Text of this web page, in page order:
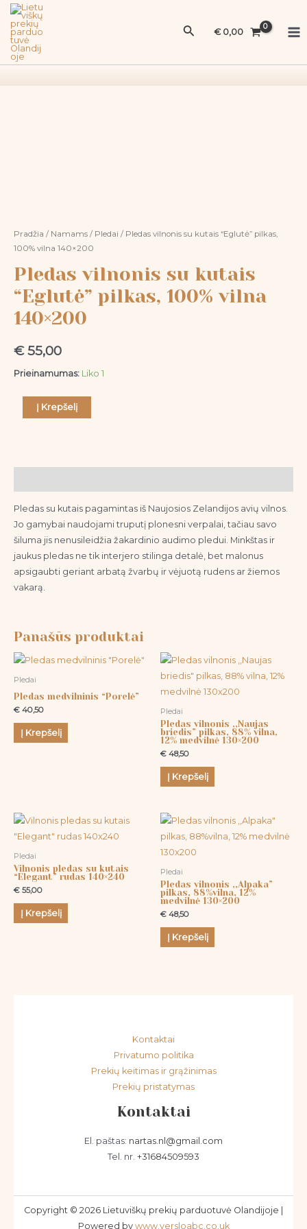
Pereiti
prie
turinio
Paieška
€0,00
Pradžia / Namams / Pledai / Pledas vilnonis su kutais “Eglutė” pilkas,
100% vilna 140×200
Pledas vilnonis su kutais
“Eglutė” pilkas, 100% vilna
140×200
€55,00
Prieinamumas: Liko 1
100%
vilna
Į Krepšelį
Pledas su kutais pagamintas iš Naujosios Zelandijos avių vilnos.
Jo gamybai naudojami truputį plonesni verpalai, tačiau savo
šiluma jis nenusileidžia žakardinio audimo pledui. Minkštas ir
jaukus pledas ne tik interjero stilinga detalė, bet malonus
apsigaubti geriant arbatą žvarbų ir vėjuotą rudens ar žiemos
vakarą.
Panašūs produktai
Pledai
Pledas medvilninis “Porelė”
€ 40,50
Į Krepšelį
Pledai
Pledas vilnonis ,,Naujas
briedis” pilkas, 88% vilna,
12% medvilnė 130×200
€ 48,50
Į Krepšelį
Pledai
Vilnonis pledas su kutais
“Elegant” rudas 140×240
€ 55,00
Į Krepšelį
Pledai
Pledas vilnonis ,,Alpaka”
pilkas, 88%vilna, 12%
medvilnė 130×200
€ 48,50
Į Krepšelį
Kontaktai
Privatumo politika
Prekių keitimas ir grąžinimas
Prekių pristatymas
Kontaktai
El. paštas: nartas.nl@gmail.com
Tel. nr. +31684509593
Copyright © 2026 Lietuviškų prekių parduotuvė Olandijoje |
Powered by www.versloabc.co.uk
vilnonis
su
kutais
"Eglutė"